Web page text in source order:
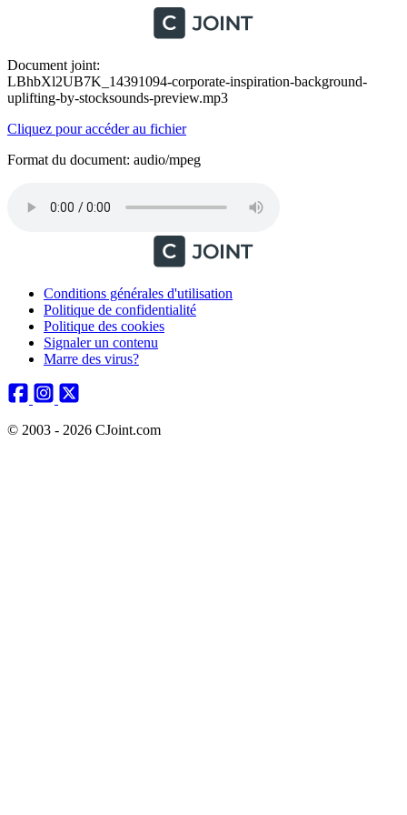
Document joint:
LBhbXl2UB7K_14391094-corporate-inspiration-background-
uplifting-by-stocksounds-preview.mp3
Cliquez pour accéder au fichier
Format du document: audio/mpeg
Conditions générales d'utilisation
Politique de confidentialité
Politique des cookies
Signaler un contenu
Marre des virus?
© 2003 - 2026 CJoint.com